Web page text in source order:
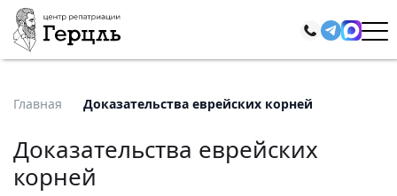
Главная Доказательства еврейских корней
Доказательства еврейских
корней